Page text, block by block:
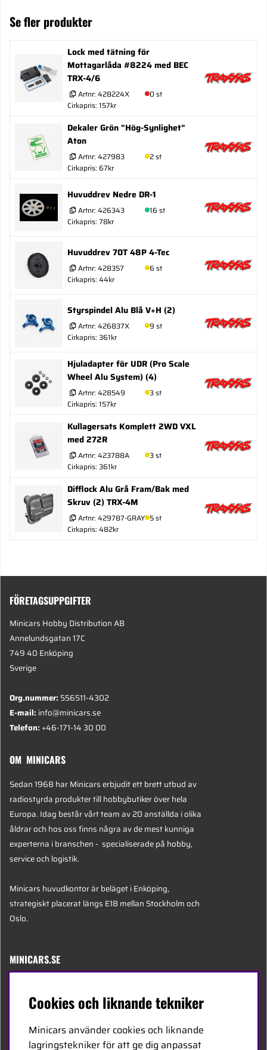
Se fler produkter
Lock med tätning för
Mottagarlåda #8224 med BEC
TRX-4/6
Artnr: 428224X
0 st
Cirkapris: 157kr
Dekaler Grön "Hög-Synlighet"
Aton
Artnr: 427983
2 st
Cirkapris: 67kr
Huvuddrev Nedre DR-1
Artnr: 426343
16 st
Cirkapris: 78kr
Huvuddrev 70T 48P 4-Tec
Artnr: 428357
6 st
Cirkapris: 44kr
Styrspindel Alu Blå V+H (2)
Artnr: 426837X
9 st
Cirkapris: 361kr
Hjuladapter för UDR (Pro Scale
Wheel Alu System) (4)
Artnr: 428549
3 st
Cirkapris: 157kr
Kullagersats Komplett 2WD VXL
med 272R
Artnr: 423788A
3 st
Cirkapris: 361kr
Difflock Alu Grå Fram/Bak med
Skruv (2) TRX-4M
Artnr: 429787-GRAY 5 st
Cirkapris: 482kr
FÖRETAGSUPPGIFTER
Minicars Hobby Distribution AB
Annelundsgatan 17C
749 40 Enköping
Sverige
Org.nummer:556511-4302
E-mail:info@minicars.se
Telefon:+46-171-14 30 00
OM MINICARS
Sedan 1968 har Minicars erbjudit ett brett utbud av
radiostyrda produkter till hobbybutiker över hela
Europa. Idag består vårt team av 20 anställda i olika
åldrar och hos oss finns några av de mest kunniga
experterna i branschen - specialiserade på hobby,
service och logistik.
Minicars huvudkontor är beläget i Enköping,
strategiskt placerat längs E18 mellan Stockholm och
Oslo.
MINICARS.SE
Bli återförsäljare
Cookies och liknande tekniker
Minicars använder cookies och liknande
lagringstekniker för att ge dig anpassat